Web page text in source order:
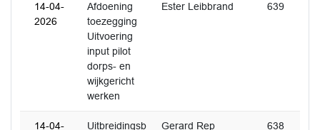
14-04-
2026
Afdoening
toezegging
Uitvoering
input pilot
dorps- en
wijkgericht
werken
Ester Leibbrand 639
14-04-
Uitbreidingsb
Gerard Rep 638